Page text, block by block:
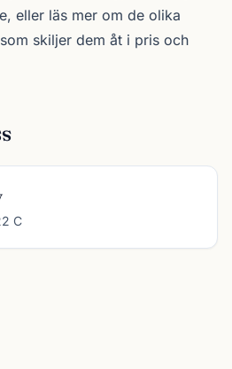
eller läs mer om de olika
skiljer dem åt i pris och
C